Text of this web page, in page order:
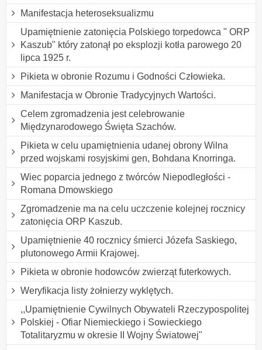
Manifestacja heteroseksualizmu
Upamiętnienie zatonięcia Polskiego torpedowca " ORP
Kaszub" który zatonął po eksplozji kotła parowego 20
lipca 1925 r.
Pikieta w obronie Rozumu i Godności Człowieka.
Manifestacja w Obronie Tradycyjnych Wartości.
Celem zgromadzenia jest celebrowanie
Międzynarodowego Święta Szachów.
Pikieta w celu upamiętnienia udanej obrony Wilna
przed wojskami rosyjskimi gen, Bohdana Knorringa.
Wiec poparcia jednego z twórców Niepodległości -
Romana Dmowskiego
Zgromadzenie ma na celu uczczenie kolejnej rocznicy
zatonięcia ORP Kaszub.
Upamiętnienie 40 rocznicy śmierci Józefa Saskiego,
plutonowego Armii Krajowej.
Pikieta w obronie hodowców zwierząt futerkowych.
Weryfikacja listy żołnierzy wyklętych.
,,Upamiętnienie Cywilnych Obywateli Rzeczypospolitej
Polskiej - Ofiar Niemieckiego i Sowieckiego
Totalitaryzmu w okresie II Wojny Światowej"